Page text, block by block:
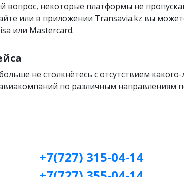
вопрос, некоторые платформы не
или в приложении Transavia.kz вы
или Mastercard.
не столкнётесь с отсутствием
по различным направлениям
+7(727) 315-04-14